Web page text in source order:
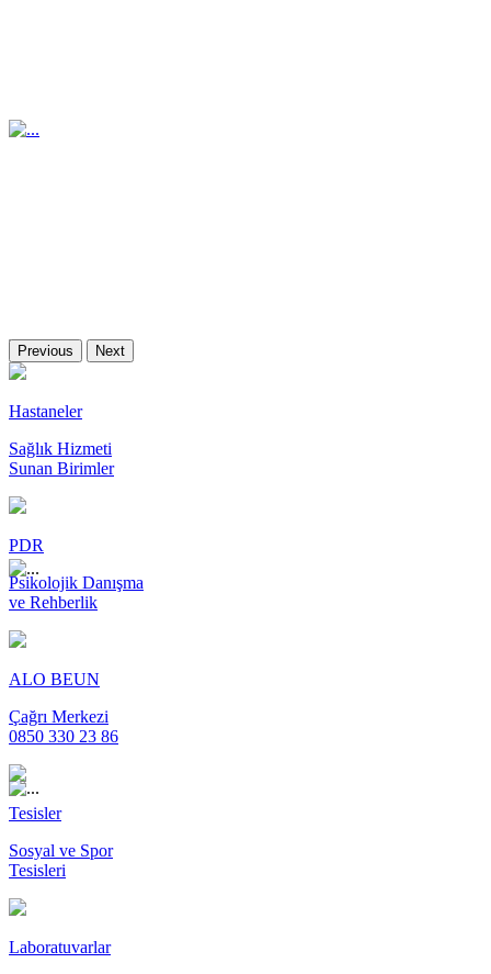
Previous Next
Hastaneler
Sağlık Hizmeti
Sunan Birimler
PDR
Psikolojik Danışma
ve Rehberlik
ALO BEUN
Çağrı Merkezi
0850 330 23 86
Tesisler
Sosyal ve Spor
Tesisleri
Laboratuvarlar